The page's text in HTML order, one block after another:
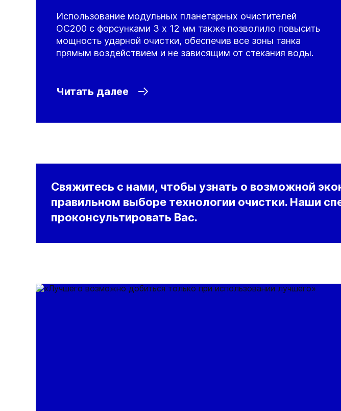
Использование модульных планетарных очистителей
OC200 с форсунками 3 x 12 мм также позволило повысить
мощность ударной очистки, обеспечив все зоны танка
прямым воздействием и не зависящим от стекания воды.
Читать далее
Свяжитесь с нами, чтобы узнать о возможной
правильном выборе технологии очистки. Наши
проконсультировать Вас.